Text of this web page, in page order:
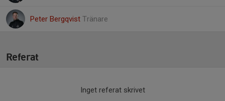
Peter Bergqvist Tränare
Referat
Inget referat skrivet